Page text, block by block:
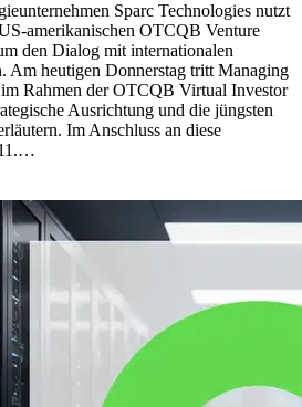
Sparc Technologies nutzt
amerikanischen OTCQB Venture
den Dialog mit internationalen
Am heutigen Donnerstag tritt Managing
Rahmen der OTCQB Virtual Investor
Ausrichtung und die jüngsten
Im Anschluss an diese